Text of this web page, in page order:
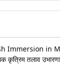
Immersion in
कृत्रिम तलाव